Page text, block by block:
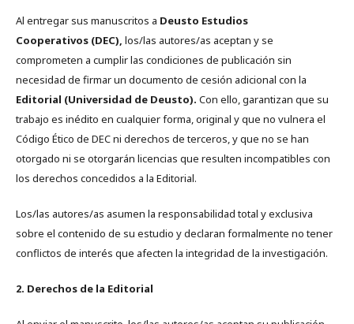
Al entregar sus manuscritos a Deusto Estudios
Cooperativos (DEC), los/las autores/as aceptan y se
comprometen a cumplir las condiciones de publicación sin
necesidad de firmar un documento de cesión adicional con la
Editorial (Universidad de Deusto). Con ello, garantizan que su
trabajo es inédito en cualquier forma, original y que no vulnera el
Código Ético de DEC ni derechos de terceros, y que no se han
otorgado ni se otorgarán licencias que resulten incompatibles con
los derechos concedidos a la Editorial.
Los/las autores/as asumen la responsabilidad total y exclusiva
sobre el contenido de su estudio y declaran formalmente no tener
conflictos de interés que afecten la integridad de la investigación.
2. Derechos de la Editorial